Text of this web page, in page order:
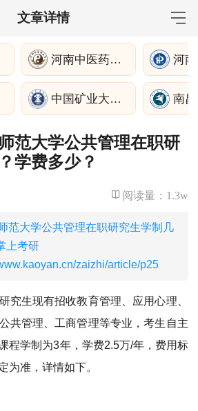
文章详情
招生政策 学制学费
报名流程
招生简章
招生政策 学制学费
招生政策
招生政策 学制学费
报名流程
招生简章
河南中医药大学
中国矿业大学公共管理学院
范大学公共管理在职研
学费多少？
阅读量： 1.3w
范大学公共管理在职研究生学制几
上考研
zaizhi/article/p25
究生现有招收教育管理、应用心理、
共管理、工商管理等专业，考生自主
程学制为3年，学费2.5万/年，费用标
为准，详情如下。